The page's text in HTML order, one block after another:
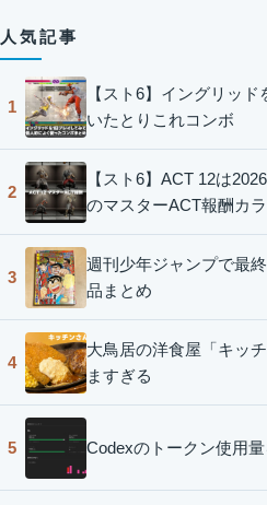
人気記事
1
【スト6】イングリッド
いたとりこれコンボ
2
【スト6】ACT 12は
のマスターACT報酬カ
3
週刊少年ジャンプで最
品まとめ
4
大鳥居の洋食屋「キッ
ますぎる
5 Codexのトークン使用